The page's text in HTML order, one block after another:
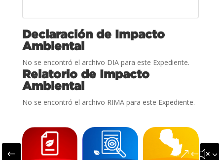
Declaración de Impacto
Ambiental
No se encontró el archivo DIA para este Expediente.
Relatorio de Impacto
Ambiental
No se encontró el archivo RIMA para este Expediente.
#